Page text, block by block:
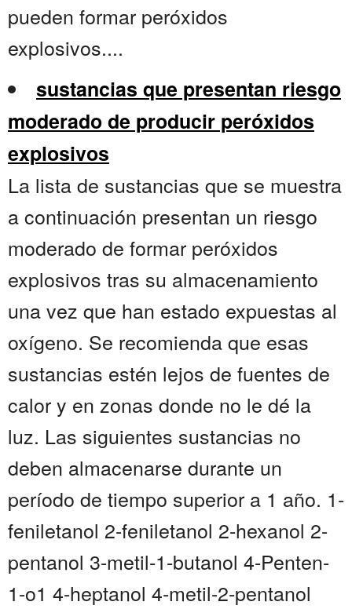
pueden formar peróxidos
explosivos....
sustancias que presentan riesgo
moderado de producir peróxidos
explosivos
La lista de sustancias que se muestra
a continuación presentan un riesgo
moderado de formar peróxidos
explosivos tras su almacenamiento
una vez que han estado expuestas al
oxígeno. Se recomienda que esas
sustancias estén lejos de fuentes de
calor y en zonas donde no le dé la
luz. Las siguientes sustancias no
deben almacenarse durante un
período de tiempo superior a 1 año. 1-
feniletanol 2-feniletanol 2-hexanol 2-
pentanol 3-metil-1-butanol 4-Penten-
1-o1 4-heptanol 4-metil-2-pentanol